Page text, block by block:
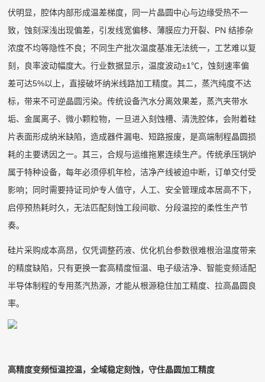
伏明显，腔体内部形成温差梯度，同一片晶圆中心与边缘受热不一
致，蚀刻深浅出现偏差，引发线宽偏移、薄膜应力开裂、PN 结掺杂
浓度不均等隐性不良；不同生产批次温度基准无法统一，工艺难以复
刻，良率波动幅度大。行业数据显示，温度波动±1℃，蚀刻速率偏
差可达5%以上，直接破坏纳米线路加工精度。其二，蒸汽纯度不达
标，带来不可逆晶圆污染。传统设备汽水分离效果差，蒸汽夹带水
垢、金属离子、微小颗粒物，一旦进入刻蚀槽、清洗腔体，会附着硅
片表面形成纳米缺陷，造成器件漏电、短路报废，是高端制程晶圆损
耗的主要诱因之一。其三，合规与运维拖累连续生产。传统承压锅炉
属于特种设备，每年必须停机年检，洁净产线被迫中断，订单交付受
影响；同时需要持证司炉专人值守，人工、安全管理成本居高不下，
启停预热耗时久，无法匹配刻蚀工段间歇、分段温控的柔性生产节
奏。
硅片采购成本高昂，仅凭调整药液、优化机台参数很难根治温度带来
的精度缺陷，只有更换一套高精度恒温、电子级洁净、智能变频适配
半导体制程的专用蒸汽热源，才能从根源稳住加工精度、拉高晶圆良
率。
高精度变频恒温控温，全域稳定刻蚀，守住晶圆加工精度